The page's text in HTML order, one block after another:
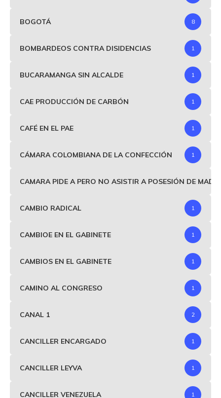
BOGOTÁ 8
BOMBARDEOS CONTRA DISIDENCIAS 1
BUCARAMANGA SIN ALCALDE 1
CAE PRODUCCIÓN DE CARBÓN 1
CAFÉ EN EL PAE 1
CÁMARA COLOMBIANA DE LA CONFECCIÓN 1
CAMARA PIDE A PERO NO ASISTIR A POSESIÓN DE
CAMBIO RADICAL 1
CAMBIOE EN EL GABINETE 1
CAMBIOS EN EL GABINETE 1
CAMINO AL CONGRESO 1
CANAL 1 2
CANCILLER ENCARGADO 1
CANCILLER LEYVA 1
CANCILLER VENEZUELA 1